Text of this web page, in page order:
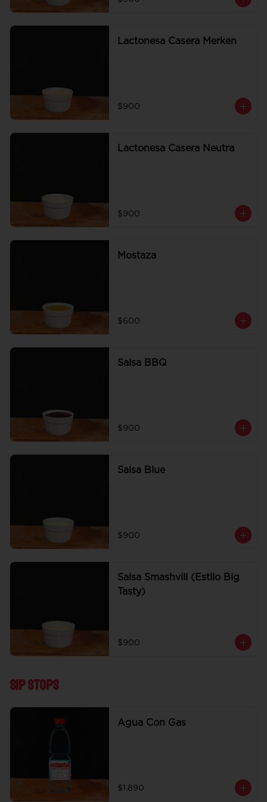
Lactonesa Casera Merken
$900
Lactonesa Casera Neutra
$900
Mostaza
$600
Salsa BBQ
$900
Salsa Blue
$900
Salsa Smashvill (Estilo Big
Tasty)
$900
Sip Stops
Agua Con Gas
$1.890